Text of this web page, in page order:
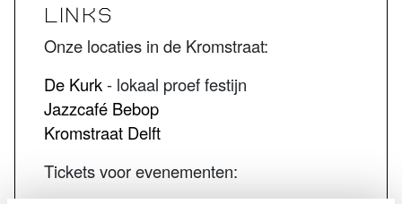
LINKS
Onze locaties in de Kromstraat:
De Kurk- lokaal proef festijn
Jazzcafé Bebop
Kromstraat Delft
Tickets voor evenementen: